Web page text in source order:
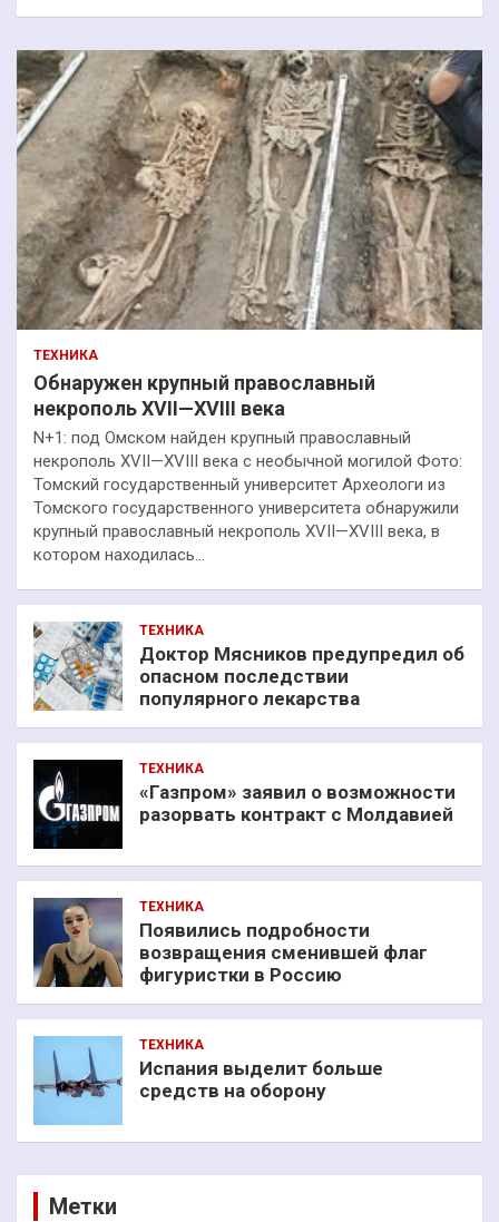
ТЕХНИКА
Обнаружен крупный православный
некрополь XVII—XVIII века
N+1: под Омском найден крупный православный
некрополь XVII—XVIII века с необычной могилой Фото:
Томский государственный университет Археологи из
Томского государственного университета обнаружили
крупный православный некрополь XVII—XVIII века, в
котором находилась…
ТЕХНИКА
Доктор Мясников предупредил об
опасном последствии
популярного лекарства
ТЕХНИКА
«Газпром» заявил о возможности
разорвать контракт с Молдавией
ТЕХНИКА
Появились подробности
возвращения сменившей флаг
фигуристки в Россию
ТЕХНИКА
Испания выделит больше
средств на оборону
Метки